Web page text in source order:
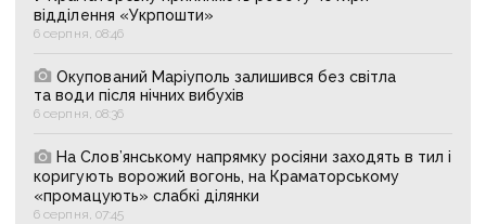
відділення «Укрпошти»
6 серпня, 08:46
Окупований Маріуполь залишився без світла
та води після нічних вибухів
6 серпня, 08:36
На Слов’янському напрямку росіяни заходять в тил і
коригують ворожий вогонь, на Краматорському
«промацують» слабкі ділянки
6 серпня, 07:45